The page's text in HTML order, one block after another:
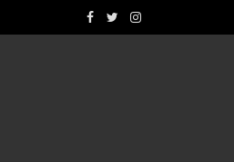
Facebook
TwitterInstagram